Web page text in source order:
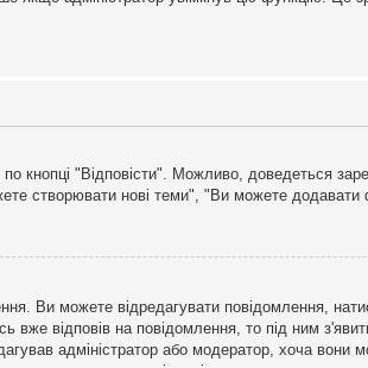
кнопці "Відповісти". Можливо, доведеться
створювати нові теми", "Ви можете додавати
Ви можете відредагувати повідомлення,
відповів на повідомлення, то під ним
адміністратор або модератор, хоча вони